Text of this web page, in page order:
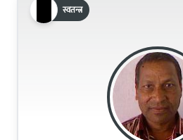
स्वतन्त्र